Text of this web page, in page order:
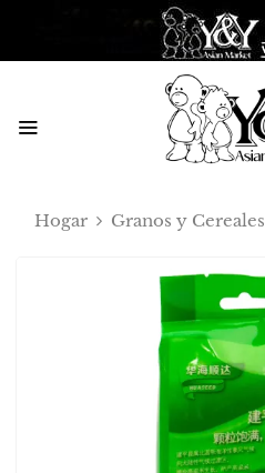
Hogar Granos y Cereales